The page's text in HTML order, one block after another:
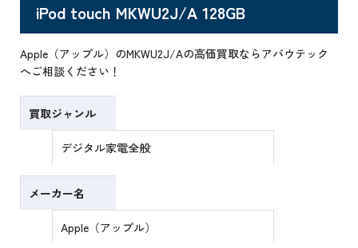
iPod touch MKWU2J/A 128GB
Apple（アップル）のMKWU2J/Aの高価買取ならアバウテック
へご相談ください！
買取ジャンル
デジタル家電全般
メーカー名
Apple（アップル）